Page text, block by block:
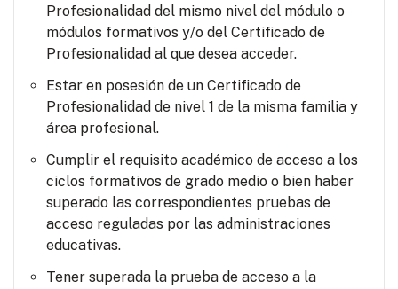
Profesionalidad del mismo nivel del módulo o
módulos formativos y/o del Certificado de
Profesionalidad al que desea acceder.
Estar en posesión de un Certificado de
Profesionalidad de nivel 1 de la misma familia y
área profesional.
Cumplir el requisito académico de acceso a los
ciclos formativos de grado medio o bien haber
superado las correspondientes pruebas de
acceso reguladas por las administraciones
educativas.
Tener superada la prueba de acceso a la